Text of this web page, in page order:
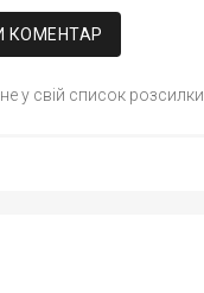
у свій список розсилки.